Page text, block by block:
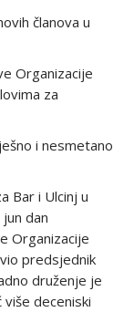
članova u
Organizacije
za
i nesmetano
Bar i Ulcinj u
dan
Organizacije
predsjednik
druženje je
deceniski